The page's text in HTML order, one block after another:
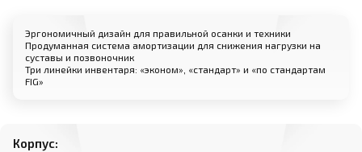
Эргономичный дизайн для правильной осанки и техники
Продуманная система амортизации для снижения нагрузки на
суставы и позвоночник
Три линейки инвентаря: «эконом», «стандарт» и «по стандартам
FIG»
Корпус: